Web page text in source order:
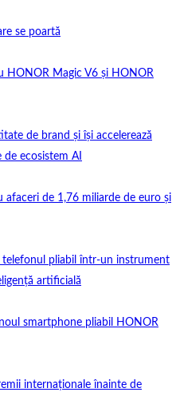
se poartă
HONOR Magic V6 și HONOR
de brand și își accelerează
ecosistem AI
de 1,76 miliarde de euro și
pliabil într-un instrument
artificială
smartphone pliabil HONOR
internaționale înainte de